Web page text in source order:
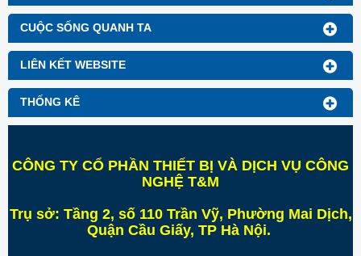
CUỘC SỐNG QUANH TA
LIÊN KẾT WEBSITE
THỐNG KÊ
CÔNG TY CỔ PHẦN THIẾT BỊ VÀ DỊCH VỤ CÔNG
NGHỆ T&M
Trụ sở: Tầng 2, số 110 Trần Vỹ, Phường Mai Dịch,
Quận Cầu Giấy, TP Hà Nội.